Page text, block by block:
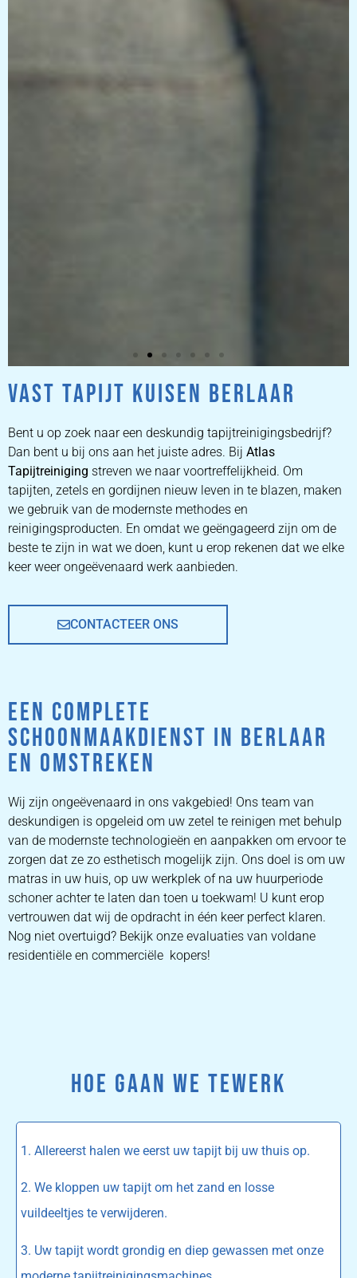
ZETEL
REINIGEN
ZETEL REINIGEN DOOR
PROFESSIONALS
VAST TAPIJT KUISEN BERLAAR
Bent u op zoek naar een deskundig tapijtreinigingsbedrijf?
Dan bent u bij ons aan het juiste adres. Bij Atlas
Tapijtreiniging streven we naar voortreffelijkheid. Om
tapijten, zetels en gordijnen nieuw leven in te blazen, maken
we gebruik van de modernste methodes en
reinigingsproducten. En omdat we geëngageerd zijn om de
beste te zijn in wat we doen, kunt u erop rekenen dat we elke
keer weer ongeëvenaard werk aanbieden.
CONTACTEER ONS
EEN COMPLETE
SCHOONMAAKDIENST IN BERLAAR
EN OMSTREKEN
Wij zijn ongeëvenaard in ons vakgebied! Ons team van
deskundigen is opgeleid om uw zetel te reinigen met behulp
van de modernste technologieën en aanpakken om ervoor te
zorgen dat ze zo esthetisch mogelijk zijn. Ons doel is om uw
matras in uw huis, op uw werkplek of na uw huurperiode
schoner achter te laten dan toen u toekwam! U kunt erop
vertrouwen dat wij de opdracht in één keer perfect klaren.
Nog niet overtuigd? Bekijk onze evaluaties van voldane
residentiële en commerciële kopers!
HOE GAAN WE TEWERK
1. Allereerst halen we eerst uw tapijt bij uw thuis op.
2. We kloppen uw tapijt om het zand en losse
vuildeeltjes te verwijderen.
3. Uw tapijt wordt grondig en diep gewassen met onze